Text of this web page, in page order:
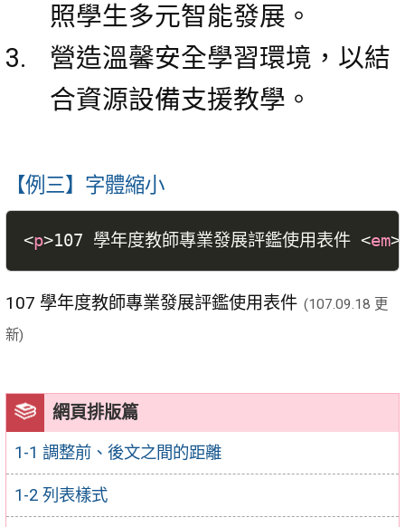
網頁排版篇
1-1 調整前、後文之間的距離
1-2 列表樣式
照學生多元智能發展。
營造溫馨安全學習環境，以結
合資源設備支援教學。
【例三】字體縮小
<p>107 學年度教師專業發展評鑑使用表件 <em>
107 學年度教師專業發展評鑑使用表件 (107.09.18 更
新)